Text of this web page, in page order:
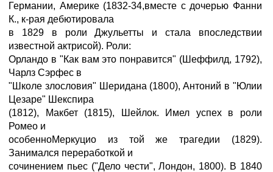
Германии, Америке (1832-34,вместе с дочерью Фанни
К., к-рая дебютировала
в 1829 в роли Джульетты и стала впоследствии
известной актрисой). Роли:
Орландо в "Как вам это понравится" (Шеффилд, 1792),
Чарлз Сэрфес в
"Школе злословия" Шеридана (1800), Антоний в "Юлии
Цезаре" Шекспира
(1812), Макбет (1815), Шейлок. Имел успех в роли
Ромео и
особенноМеркуцио из той же трагедии (1829).
Занимался переработкой и
сочинением пьес ("Дело чести", Лондон, 1800). В 1840